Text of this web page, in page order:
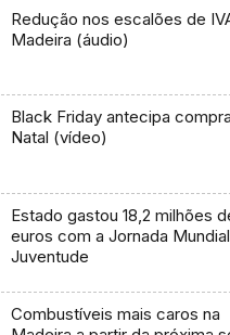
Redução nos escalões de
Madeira (áudio)
Black Friday antecipa
Natal (vídeo)
Estado gastou 18,2 milhões
euros com a Jornada
Juventude
Combustíveis mais caros na